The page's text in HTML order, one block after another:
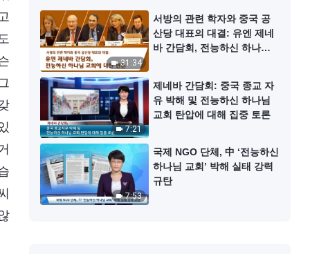
31:34
서방의 관련 학자와 중국 공
산당 대표의 대결: 유엔 제네
바 간담회, 전능하신 하나님
7:21
제네바 간담회: 중국 종교 자
유 박해 및 전능하신 하나님
교회 탄압에 대해 집중 토론
7:53
국제 NGO 단체, 中 ‘전능하신
하나님 교회’ 박해 실태 강력
규탄